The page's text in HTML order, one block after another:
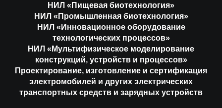
НИЛ «Пищевая биотехнология»
НИЛ «Промышленная биотехнология»
НИЛ «Инновационное оборудование
технологических процессов»
НИЛ «Мультифизическое моделирование
конструкций, устройств и процессов»
Проектирование, изготовление и сертификация
электромобилей и других электрических
транспортных средств и зарядных устройств